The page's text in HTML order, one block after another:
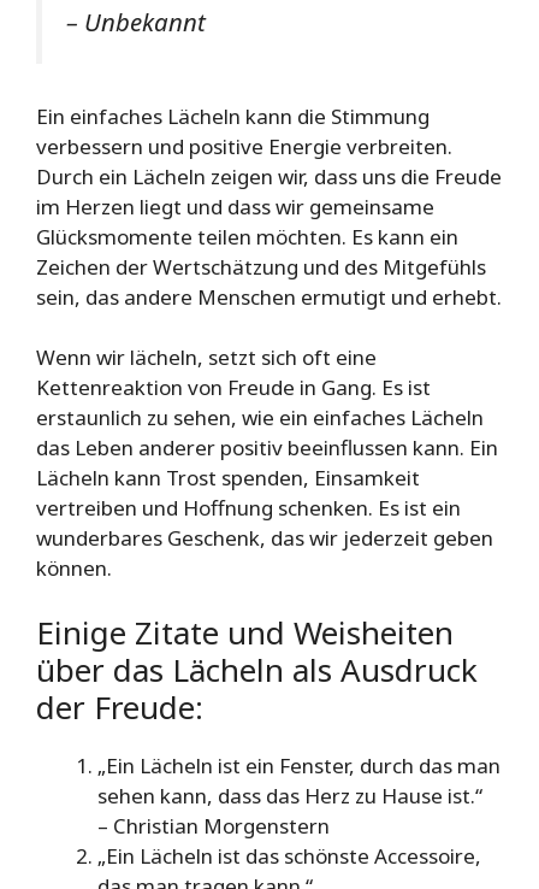
– Unbekannt
Ein einfaches Lächeln kann die Stimmung
verbessern und positive Energie verbreiten.
Durch ein Lächeln zeigen wir, dass uns die Freude
im Herzen liegt und dass wir gemeinsame
Glücksmomente teilen möchten. Es kann ein
Zeichen der Wertschätzung und des Mitgefühls
sein, das andere Menschen ermutigt und erhebt.
Wenn wir lächeln, setzt sich oft eine
Kettenreaktion von Freude in Gang. Es ist
erstaunlich zu sehen, wie ein einfaches Lächeln
das Leben anderer positiv beeinflussen kann. Ein
Lächeln kann Trost spenden, Einsamkeit
vertreiben und Hoffnung schenken. Es ist ein
wunderbares Geschenk, das wir jederzeit geben
können.
Einige Zitate und Weisheiten
über das Lächeln als Ausdruck
der Freude:
„Ein Lächeln ist ein Fenster, durch das man
sehen kann, dass das Herz zu Hause ist.“
– Christian Morgenstern
„Ein Lächeln ist das schönste Accessoire,